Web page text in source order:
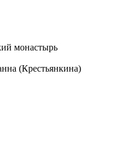
монастырь
(Крестьянкина)